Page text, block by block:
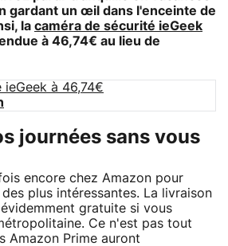
gardant un œil dans l'enceinte de
la caméra de sécurité ieGeek
à 46,74€ au lieu de
ieGeek à 46,74€
journées sans vous
encore chez Amazon pour
plus intéressantes. La livraison
gratuite si vous
Ce n'est pas tout
Amazon Prime auront